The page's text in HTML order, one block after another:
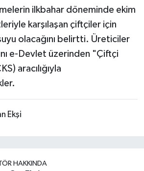
ilkbahar döneminde ekim
karşılaşan çiftçiler için
olacağını belirtti. Üreticiler
e-Devlet üzerinden "Çiftçi
aracılığıyla
Ekşi
HAKKINDA